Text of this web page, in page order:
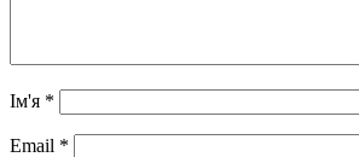
Ім'я *
Email *